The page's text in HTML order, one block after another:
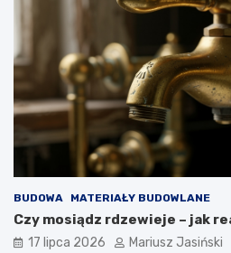
BUDOWA MATERIAŁY BUDOWLANE
Czy mosiądz rdzewieje – jak
17 lipca 2026 Mariusz Jasiński